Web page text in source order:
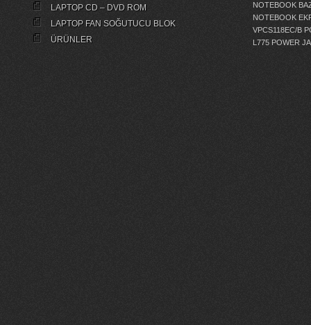
LAPTOP CD – DVD ROM
LAPTOP FAN SOĞUTUCU BLOK
ÜRÜNLER
NOTEBOOK
NOTEBOOK
VPCS118EC/B
L775 POWER